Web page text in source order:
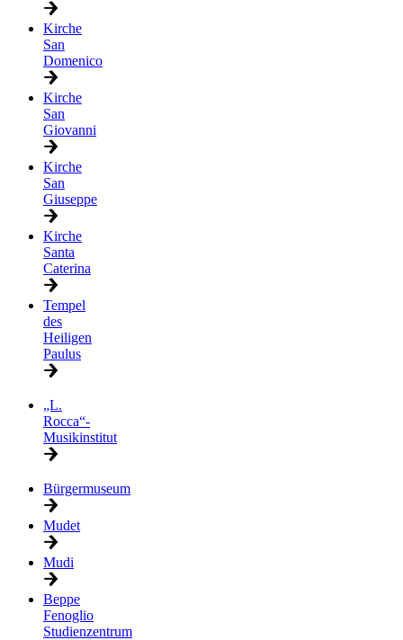
Kirche
San
Domenico
Kirche
San
Giovanni
Kirche
San
Giuseppe
Kirche
Santa
Caterina
Tempel
des
Heiligen
Paulus
„L.
Rocca“-
Musikinstitut
Bürgermuseum
Mudet
Mudi
Beppe
Fenoglio
Studienzentrum